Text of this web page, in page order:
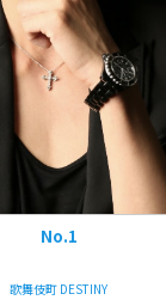
No.1
歌舞伎町 DESTINY